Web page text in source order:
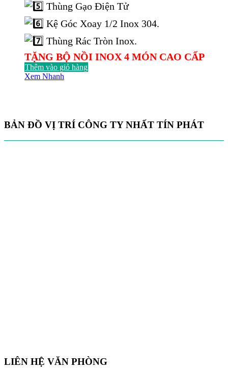
Thùng Gạo Điện Tử
Kệ Góc Xoay 1/2 Inox 304.
Thùng Rác Tròn Inox.
TẶNG BỘ NỒI INOX 4 MÓN CAO CẤP
Thêm vào giỏ hàng
Xem Nhanh
BẢN ĐỒ VỊ TRÍ CÔNG TY NHẤT TÍN PHÁT
LIÊN HỆ VĂN PHÒNG